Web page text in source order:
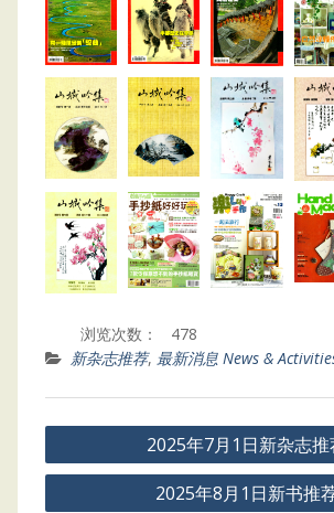
浏览次数：
478
新杂志推荐, 最新消息 News &
Post
navigation
2025年7月1日新杂志推
2025年8月1日新书推